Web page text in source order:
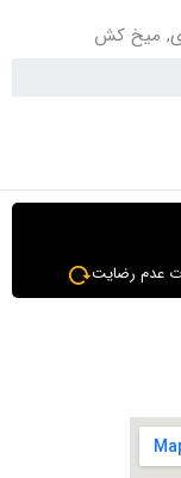
, میخ کش
عدم رضایت